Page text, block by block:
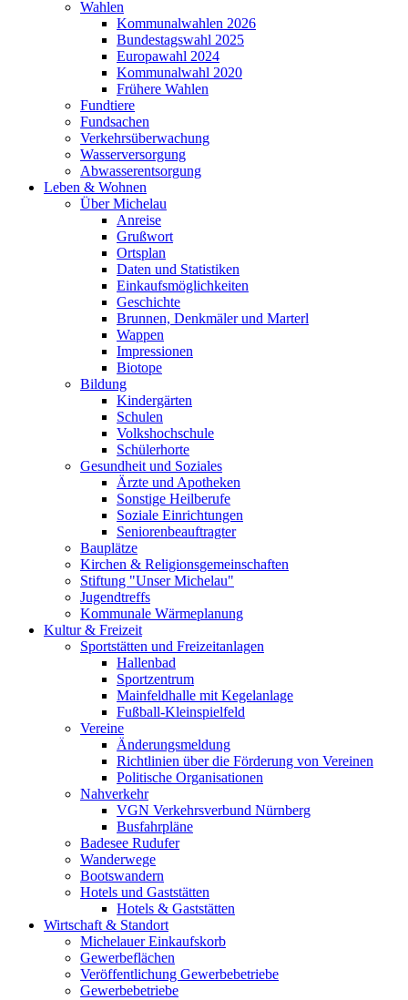
Wahlen
Kommunalwahlen 2026
Bundestagswahl 2025
Europawahl 2024
Kommunalwahl 2020
Frühere Wahlen
Fundtiere
Fundsachen
Verkehrsüberwachung
Wasserversorgung
Abwasserentsorgung
Leben & Wohnen
Über Michelau
Anreise
Grußwort
Ortsplan
Daten und Statistiken
Einkaufsmöglichkeiten
Geschichte
Brunnen, Denkmäler und Marterl
Wappen
Impressionen
Biotope
Bildung
Kindergärten
Schulen
Volkshochschule
Schülerhorte
Gesundheit und Soziales
Ärzte und Apotheken
Sonstige Heilberufe
Soziale Einrichtungen
Seniorenbeauftragter
Bauplätze
Kirchen & Religionsgemeinschaften
Stiftung "Unser Michelau"
Jugendtreffs
Kommunale Wärmeplanung
Kultur & Freizeit
Sportstätten und Freizeitanlagen
Hallenbad
Sportzentrum
Mainfeldhalle mit Kegelanlage
Fußball-Kleinspielfeld
Vereine
Änderungsmeldung
Richtlinien über die Förderung von Vereinen
Politische Organisationen
Nahverkehr
VGN Verkehrsverbund Nürnberg
Busfahrpläne
Badesee Rudufer
Wanderwege
Bootswandern
Hotels und Gaststätten
Hotels & Gaststätten
Wirtschaft & Standort
Michelauer Einkaufskorb
Gewerbeflächen
Veröffentlichung Gewerbebetriebe
Gewerbebetriebe